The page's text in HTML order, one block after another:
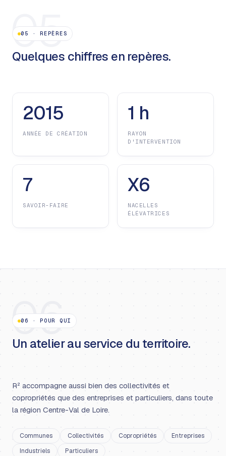
05
05 ·REPÈRES
Quelques chiffres en repères.
2015
ANNÉE DE CRÉATION
1 h
RAYON
D'INTERVENTION
7
SAVOIR-FAIRE
X6
NACELLES
ÉLÉVATRICES
06
06 ·POUR QUI
Un atelier au service du territoire.
R² accompagne aussi bien des collectivités et
copropriétés que des entreprises et particuliers, dans toute
la région Centre-Val de Loire.
Communes Collectivités Copropriétés
Entreprises
Industriels
Particuliers